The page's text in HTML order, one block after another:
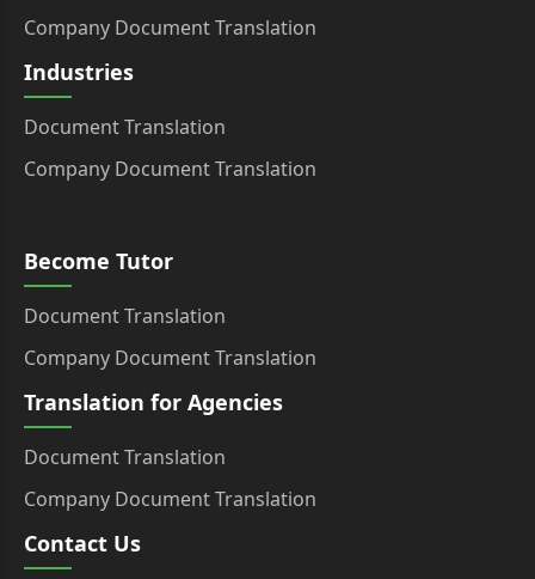
Company Document Translation
Industries
Document Translation
Company Document Translation
Become Tutor
Document Translation
Company Document Translation
Translation for Agencies
Document Translation
Company Document Translation
Contact Us